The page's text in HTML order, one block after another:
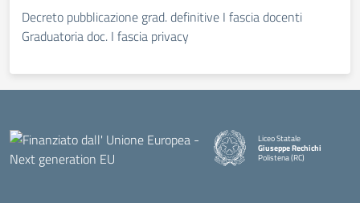
Decreto pubblicazione grad. definitive I fascia docenti
Graduatoria doc. I fascia privacy
Liceo Statale
Giuseppe Rechichi
Polistena (RC)